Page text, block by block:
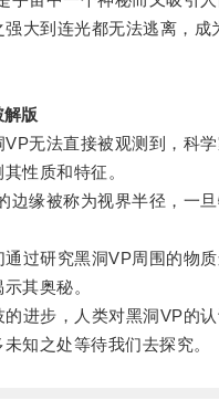
到连光都无法逃离，成
版
无法直接被观测到，科学
性质和特征。
缘被称为视界半径，一旦
研究黑洞VP周围的物质
其奥秘。
步，人类对黑洞VP的认
知之处等待我们去探究。